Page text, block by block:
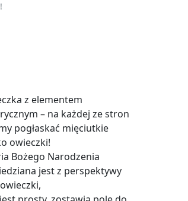
z elementem
– na każdej ze stron
pogłaskać mięciutkie
owieczki!
Bożego Narodzenia
jest z perspektywy